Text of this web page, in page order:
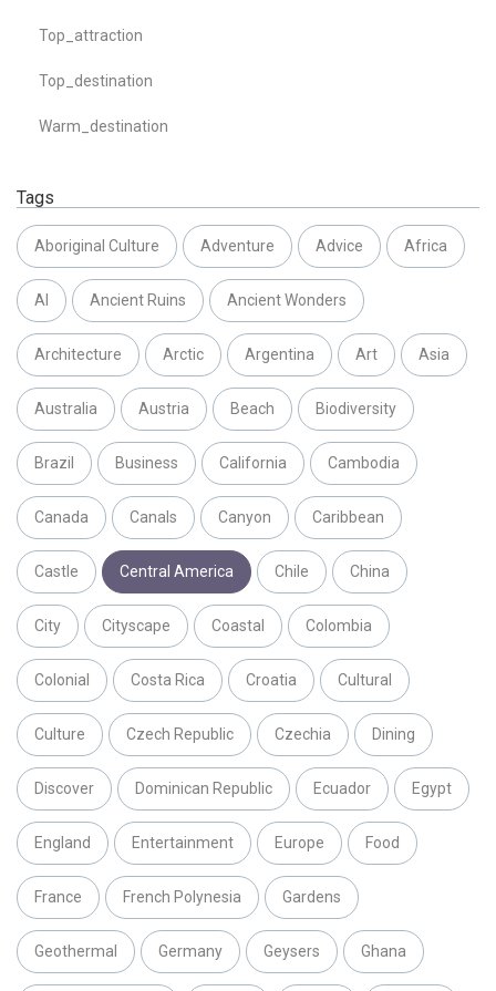
Top_attraction
Top_destination
Warm_destination
Tags
Aboriginal Culture Adventure Advice Africa
AI Ancient Ruins Ancient Wonders
Architecture Arctic Argentina Art Asia
Australia Austria Beach Biodiversity
Brazil Business California Cambodia
Canada Canals Canyon Caribbean
Castle Central America Chile China
City Cityscape Coastal Colombia
Colonial Costa Rica Croatia Cultural
Culture Czech Republic Czechia Dining
Discover Dominican Republic Ecuador Egypt
England Entertainment Europe Food
France French Polynesia Gardens
Geothermal Germany Geysers Ghana